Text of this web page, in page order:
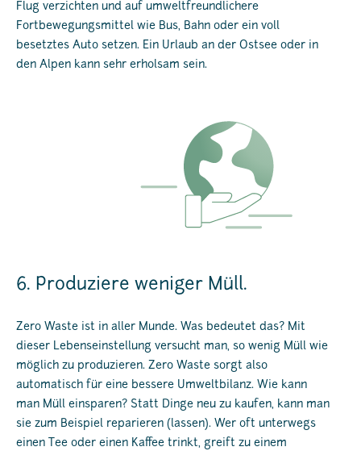
Flug verzichten und auf umweltfreundlichere
Fortbewegungsmittel wie Bus, Bahn oder ein voll
besetztes Auto setzen. Ein Urlaub an der Ostsee oder in
den Alpen kann sehr erholsam sein.
6. Produziere weniger Müll.
Zero Waste ist in aller Munde. Was bedeutet das? Mit
dieser Lebenseinstellung versucht man, so wenig Müll wie
möglich zu produzieren. Zero Waste sorgt also
automatisch für eine bessere Umweltbilanz. Wie kann
man Müll einsparen? Statt Dinge neu zu kaufen, kann man
sie zum Beispiel reparieren (lassen). Wer oft unterwegs
einen Tee oder einen Kaffee trinkt, greift zu einem